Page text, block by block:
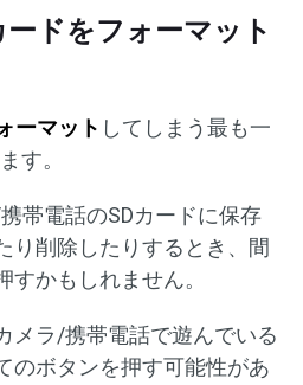
ドをフォーマット
ーマット してしまう最も一
す。
帯電話のSDカードに保存
り削除したりするとき、間
すかもしれません。
メラ/携帯電話で遊んでいる
のボタンを押す可能性があ